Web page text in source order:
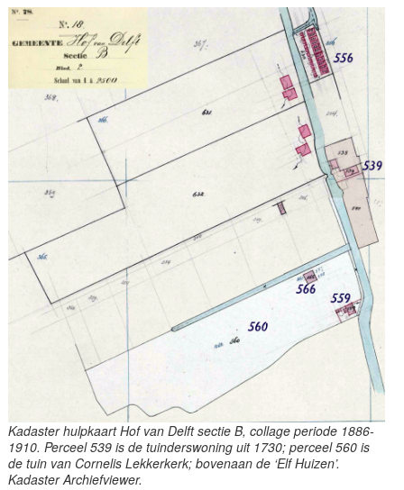
Kadaster hulpkaart Hof van Delft sectie B, collage periode 1886-
1910. Perceel 539 is de tuinderswoning uit 1730; perceel 560 is
de tuin van Cornelis Lekkerkerk; bovenaan de ‘Elf Huizen’.
Kadaster Archiefviewer.